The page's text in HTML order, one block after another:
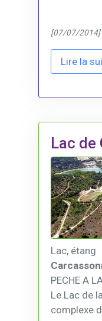
[07/07/2014]
Lire la
Lac de
Lac, étang
PECHE A
Le Lac de
complexe